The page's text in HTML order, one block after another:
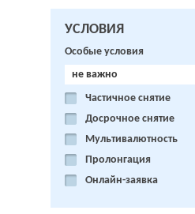
УСЛОВИЯ
Особые условия
не важно
Частичное снятие
Досрочное снятие
Мультивалютность
Пролонгация
Онлайн-заявка